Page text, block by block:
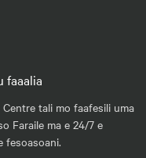
faaalia
tali mo faafesili uma
Faraile ma e 24/7 e
fesoasoani.